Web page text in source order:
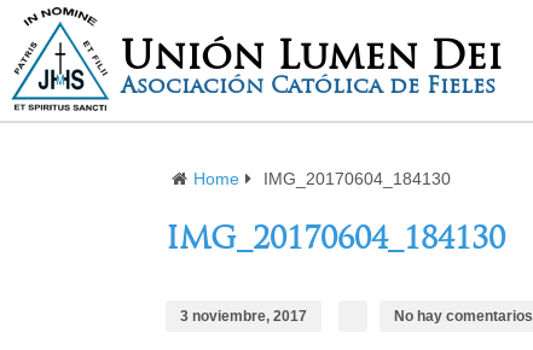
Unión Lumen Dei
Asociación Católica de Fieles
Home IMG_20170604_184130
IMG_20170604_184130
3 noviembre, 2017 No hay comentarios